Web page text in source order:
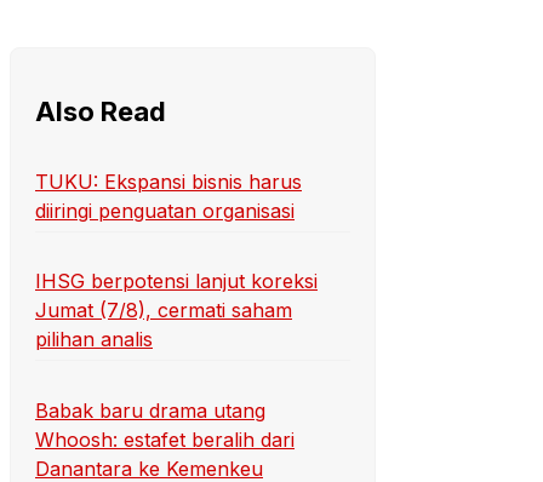
Also Read
TUKU: Ekspansi bisnis harus
diiringi penguatan organisasi
IHSG berpotensi lanjut koreksi
Jumat (7/8), cermati saham
pilihan analis
Babak baru drama utang
Whoosh: estafet beralih dari
Danantara ke Kemenkeu